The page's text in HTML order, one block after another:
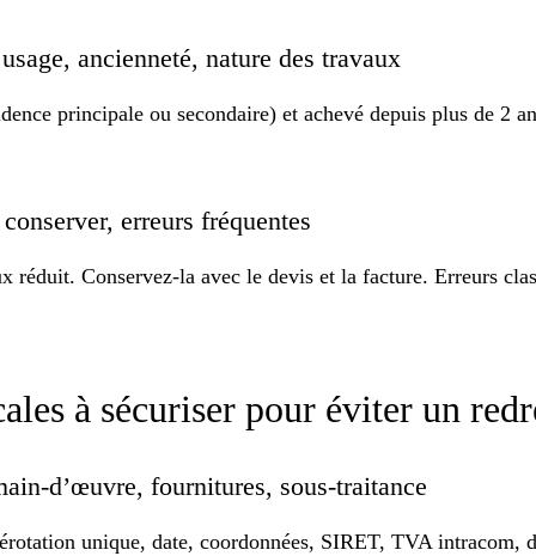
ancienneté, nature des travaux
principale ou secondaire) et achevé depuis plus de 2
erreurs fréquentes
réduit. Conservez-la avec le devis et la facture. Erreurs
à sécuriser pour éviter un
d’œuvre, fournitures, sous-traitance
unique, date, coordonnées, SIRET, TVA